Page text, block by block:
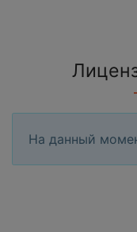
На данный